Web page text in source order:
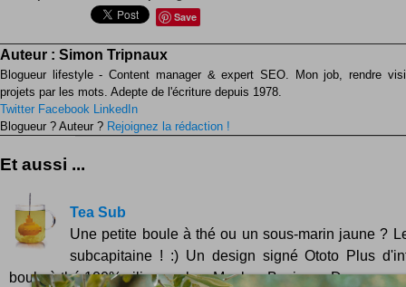
Save
Auteur : Simon Tripnaux
Blogueur lifestyle - Content manager & expert SEO. Mon job, rendre
projets par les mots. Adepte de l'écriture depuis 1978.
Twitter Facebook LinkedIn
Blogueur ? Auteur ? Rejoignez la rédaction !
Et aussi ...
Tea Sub
Une petite boule à thé ou un sous-marin jaune ?
subcapitaine ! :) Un design signé Ototo Plus
boule à thé 100% silicone chez Monkey Business Des...